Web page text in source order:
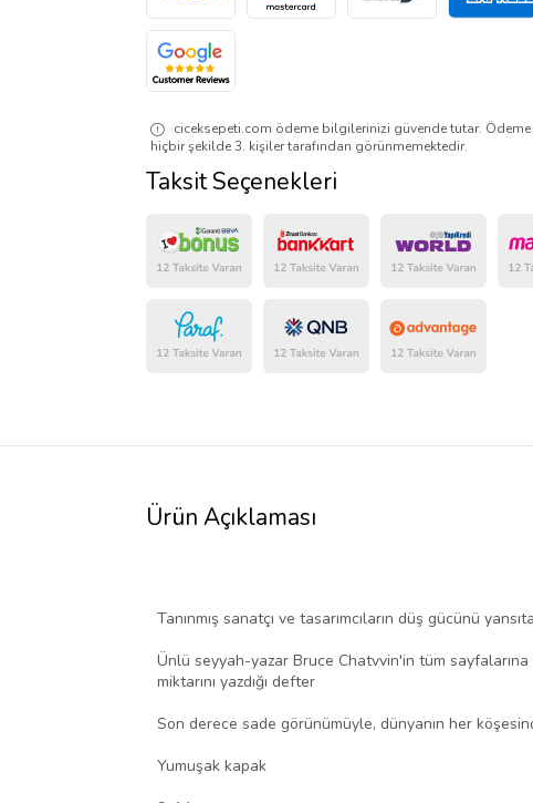
ciceksepeti.com ödeme bilgilerinizi güvende tutar.
hiçbir şekilde 3. kişiler tarafından görünmemektedir.
Taksit Seçenekleri
Ürün Açıklaması
Tanınmış sanatçı ve tasarımcıların düş gücünü
Ünlü seyyah-yazar Bruce Chatvvin'in tüm
miktarını yazdığı defter
Son derece sade görünümüyle, dünyanın her
Yumuşak kapak